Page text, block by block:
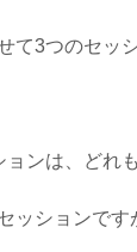
て3つのセッ
ョンは、どれ
ッションです